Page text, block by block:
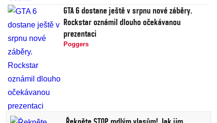
GTA 6 dostane ještě v srpnu nové záběry.
Rockstar oznámil dlouho očekávanou
prezentaci
Poggers